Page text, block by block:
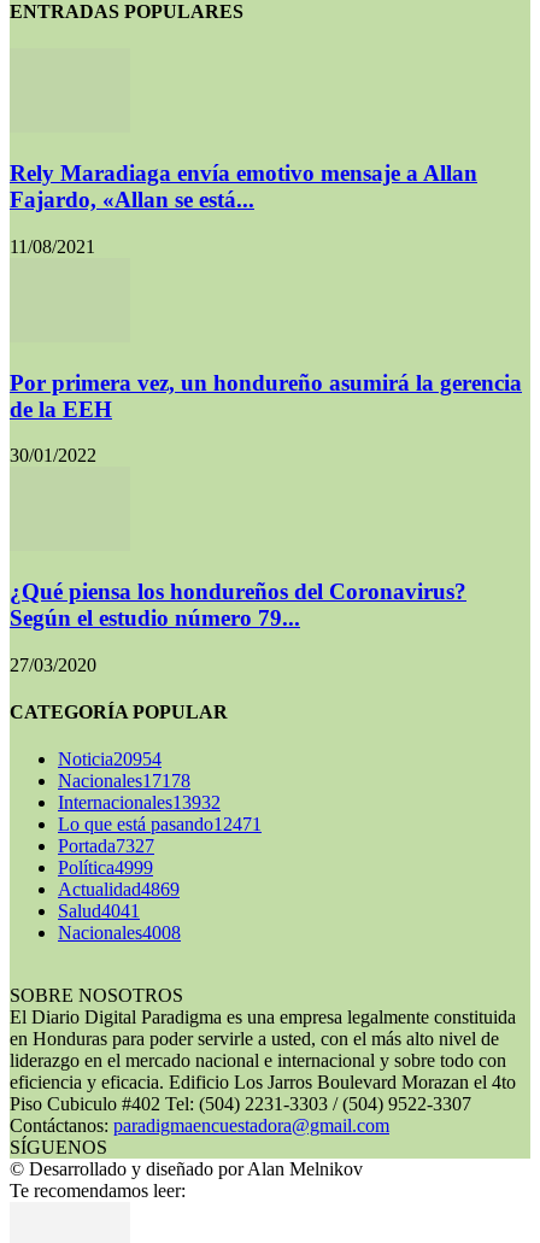
ENTRADAS POPULARES
Rely Maradiaga envía emotivo mensaje a Allan
Fajardo, «Allan se está...
11/08/2021
Por primera vez, un hondureño asumirá la gerencia
de la EEH
30/01/2022
¿Qué piensa los hondureños del Coronavirus?
Según el estudio número 79...
27/03/2020
CATEGORÍA POPULAR
Noticia20954
Nacionales17178
Internacionales13932
Lo que está pasando12471
Portada7327
Política4999
Actualidad4869
Salud4041
Nacionales4008
SOBRE NOSOTROS
El Diario Digital Paradigma es una empresa legalmente constituida
en Honduras para poder servirle a usted, con el más alto nivel de
liderazgo en el mercado nacional e internacional y sobre todo con
eficiencia y eficacia. Edificio Los Jarros Boulevard Morazan el 4to
Piso Cubiculo #402 Tel: (504) 2231-3303 / (504) 9522-3307
Contáctanos: paradigmaencuestadora@gmail.com
SÍGUENOS
© Desarrollado y diseñado por Alan Melnikov
Te recomendamos leer: